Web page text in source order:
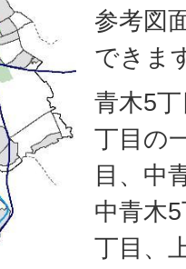
参考図
できま
青木5
丁目の
目、中
中青木
丁目、